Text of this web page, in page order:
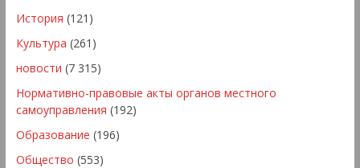
История (121)
Культура (261)
новости (7 315)
Нормативно-правовые акты органов местного
самоуправления (192)
Образование (196)
Общество (553)